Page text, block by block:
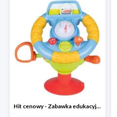
Hit cenowy - Zabawka edukacyjna